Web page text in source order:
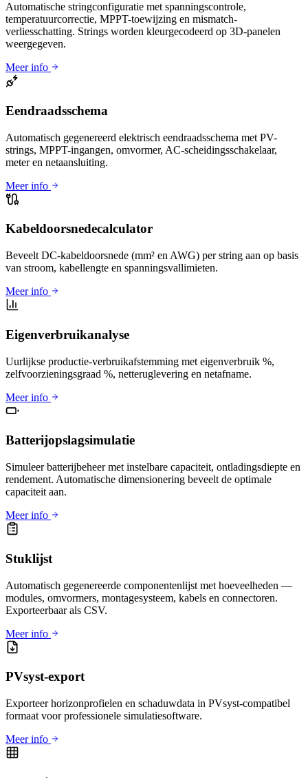
Automatische stringconfiguratie met spanningscontrole,
temperatuurcorrectie, MPPT-toewijzing en mismatch-
verliesschatting. Strings worden kleurgecodeerd op 3D-panelen
weergegeven.
Meer info
Eendraadsschema
Automatisch gegenereerd elektrisch eendraadsschema met PV-
strings, MPPT-ingangen, omvormer, AC-scheidingsschakelaar,
meter en netaansluiting.
Meer info
Kabeldoorsnedecalculator
Beveelt DC-kabeldoorsnede (mm² en AWG) per string aan op basis
van stroom, kabellengte en spanningsvallimieten.
Meer info
Eigenverbruikanalyse
Uurlijkse productie-verbruikafstemming met eigenverbruik %,
zelfvoorzieningsgraad %, netteruglevering en netafname.
Meer info
Batterijopslagsimulatie
Simuleer batterijbeheer met instelbare capaciteit, ontladingsdiepte en
rendement. Automatische dimensionering beveelt de optimale
capaciteit aan.
Meer info
Stuklijst
Automatisch gegenereerde componentenlijst met hoeveelheden —
modules, omvormers, montagesysteem, kabels en connectoren.
Exporteerbaar als CSV.
Meer info
PVsyst-export
Exporteer horizonprofielen en schaduwdata in PVsyst-compatibel
formaat voor professionele simulatiesoftware.
Meer info